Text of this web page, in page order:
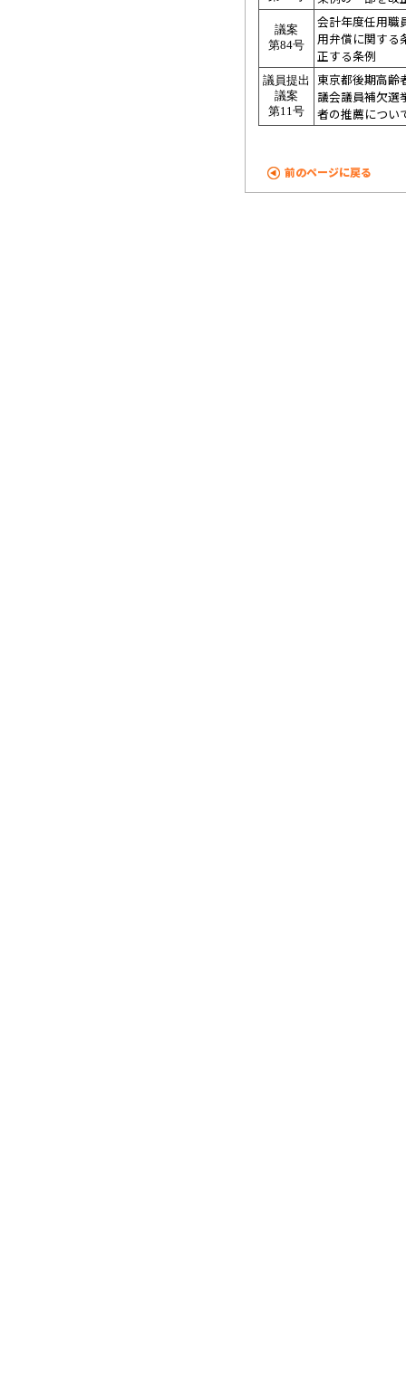
議案
第84号
会計年度任用職
用弁償に関する
正する条例
議員提出
議案
第11号
東京都後期高齢
議会議員補欠選
者の推薦につい
前のページに戻る